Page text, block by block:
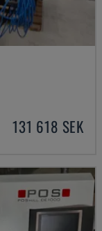
131 618 SEK